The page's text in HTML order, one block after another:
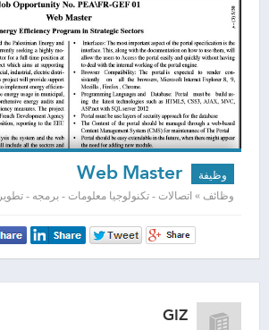
وظيفة
وظائف » اتصالات - تكنولوجيا معلومات - برمجه - تطوير
GIZ